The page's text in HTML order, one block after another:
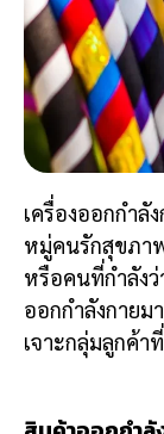
เครื่องออกกำลั
หมู่คนรักสุขภา
หรือคนที่กำลังว่
ออกกำลังกายม
เจาะกลุ่มลูกค้า